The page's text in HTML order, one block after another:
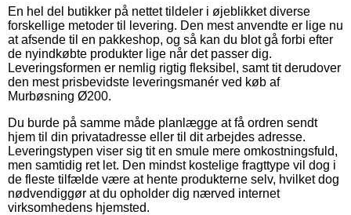
En hel del butikker på nettet tildeler i øjeblikket diverse
forskellige metoder til levering. Den mest anvendte er lige nu
at afsende til en pakkeshop, og så kan du blot gå forbi efter
de nyindkøbte produkter lige når det passer dig.
Leveringsformen er nemlig rigtig fleksibel, samt tit derudover
den mest prisbevidste leveringsmanér ved køb af
Murbøsning Ø200.
Du burde på samme måde planlægge at få ordren sendt
hjem til din privatadresse eller til dit arbejdes adresse.
Leveringstypen viser sig tit en smule mere omkostningsfuld,
men samtidig ret let. Den mindst kostelige fragttype vil dog i
de fleste tilfælde være at hente produkterne selv, hvilket dog
nødvendiggør at du opholder dig nærved internet
virksomhedens hjemsted.